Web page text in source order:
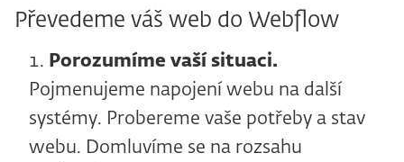
Převedeme váš web do Webflow
Porozumíme vaší situaci.
Pojmenujeme napojení webu na další
systémy. Probereme vaše potřeby a stav
webu. Domluvíme se na rozsahu